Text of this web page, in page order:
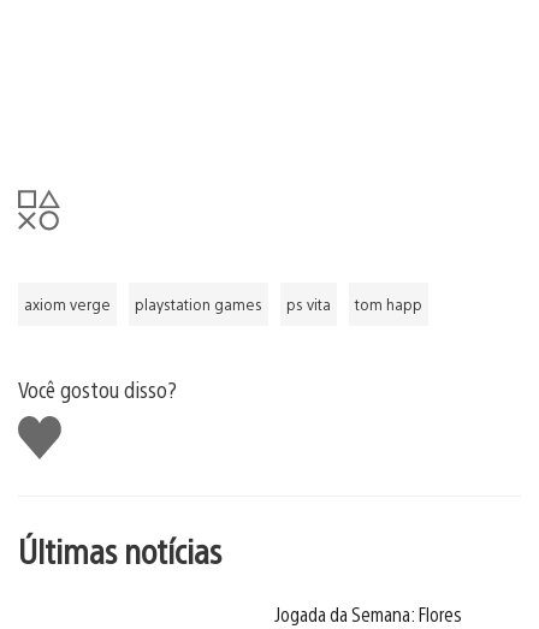
axiom verge playstation games ps vita tom happ
Você gostou disso?
Curtir
Últimas notícias
Jogada da Semana: Flores